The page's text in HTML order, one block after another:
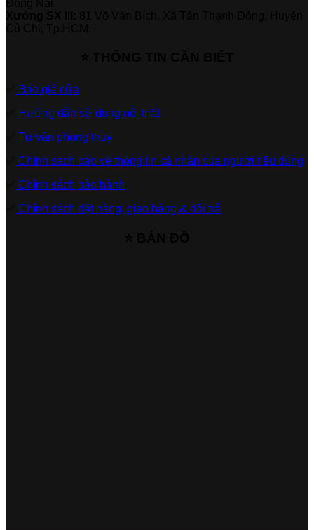
Báo giá cửa
Hướng dẫn sử dụng nội thất
Tư vấn phong thủy
Chính sách bảo vệ thông tin cá nhân của người tiêu dùng
Chính sách bảo hành
Chính sách đặt hàng, giao hàng & đổi trả